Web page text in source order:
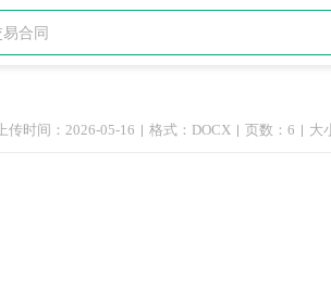
上传时间：2026-05-16 格式：DOCX 页数：6 大